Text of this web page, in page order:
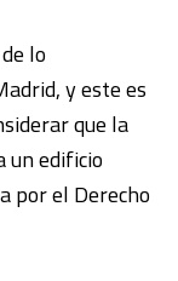
lo
y este es
que la
un edificio
por el Derecho